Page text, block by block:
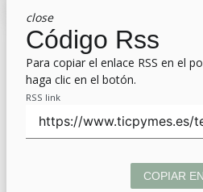
close
Código Rss
Para copiar el enlace RSS en el
haga clic en el botón.
RSS link
COPIAR